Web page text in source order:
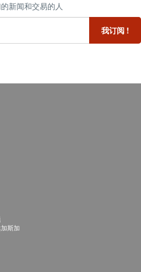
新闻和交易的人
斯加